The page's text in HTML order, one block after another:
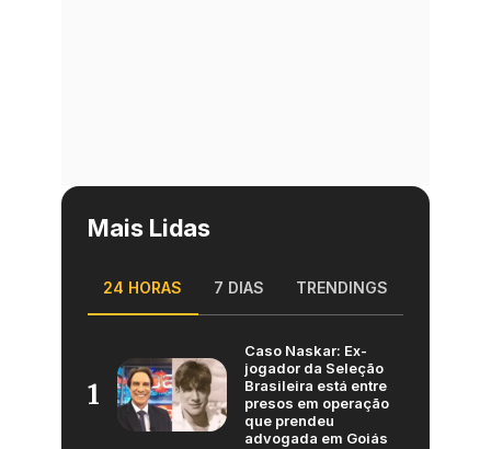
Mais Lidas
24 HORAS 7 DIAS TRENDINGS
1
Caso Naskar: Ex-
jogador da Seleção
Brasileira está entre
presos em operação
que prendeu
advogada em Goiás